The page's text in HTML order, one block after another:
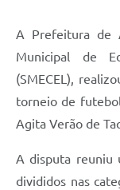
A Prefeitura de
Municipal de
(SMECEL),
torneio de
Agita Verão de
A disputa reuniu
divididos nas